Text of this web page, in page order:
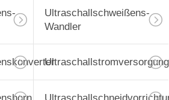
Ultraschallschweißens-
Wandler
Ultraschallstromversorgung